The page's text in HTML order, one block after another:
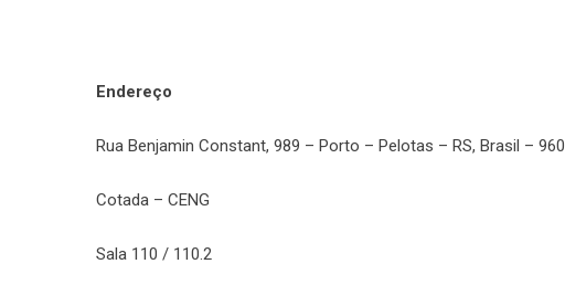
Endereço
Rua Benjamin Constant, 989 – Porto – Pelotas – RS, Brasil –
Cotada – CENG
Sala 110 / 110.2